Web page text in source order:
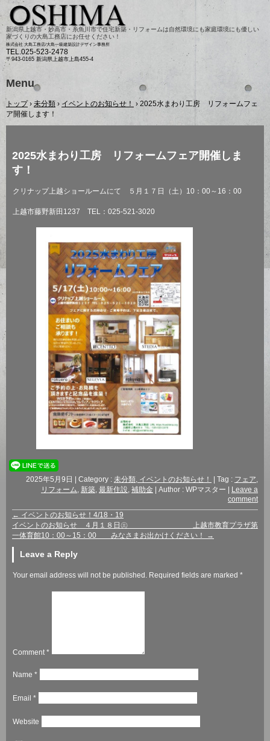
新潟県上越市・妙高市・糸魚川市で住宅新築・リフォームは自然環境にも家庭環境にも優しい
家づくりの大島工務店にお任せください！
株式会社 大島工務店/大島一級建築設計デザイン事務所
TEL.025-523-2478
〒943-0165 新潟県上越市上島455-4
Menu
Skip
to
content
トップ › 未分類 › イベントのお知らせ！ › 2025水まわり工房 リフォームフェ
ア開催します！
2025水まわり工房 リフォームフェア開催しま
す！
クリナップ上越ショールームにて ５月１７日（土）10：00～16：00
上越市藤野新田1237 TEL：025-521-3020
2025年5月9日 | Category : 未分類, イベントのお知らせ！ | Tag : フェア
リフォーム 新築 最新住設 補助金 | Author : WPマスター | Leave a
comment
← イベントのお知らせ！4/18・19
イベントのお知らせ ４月１８日㊏ 上越市教育プラザ第
一体育館10：00～15：00 みなさまお出かけください！
→
Leave a Reply
Your email address will not be published. Required fields are marked*
Comment*
Name*
Email*
Website